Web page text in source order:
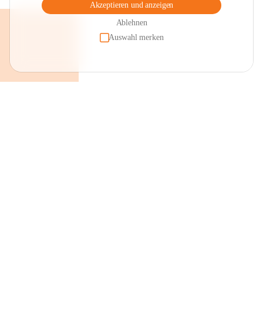
Akzeptieren und anzeigen
Ablehnen
Auswahl merken